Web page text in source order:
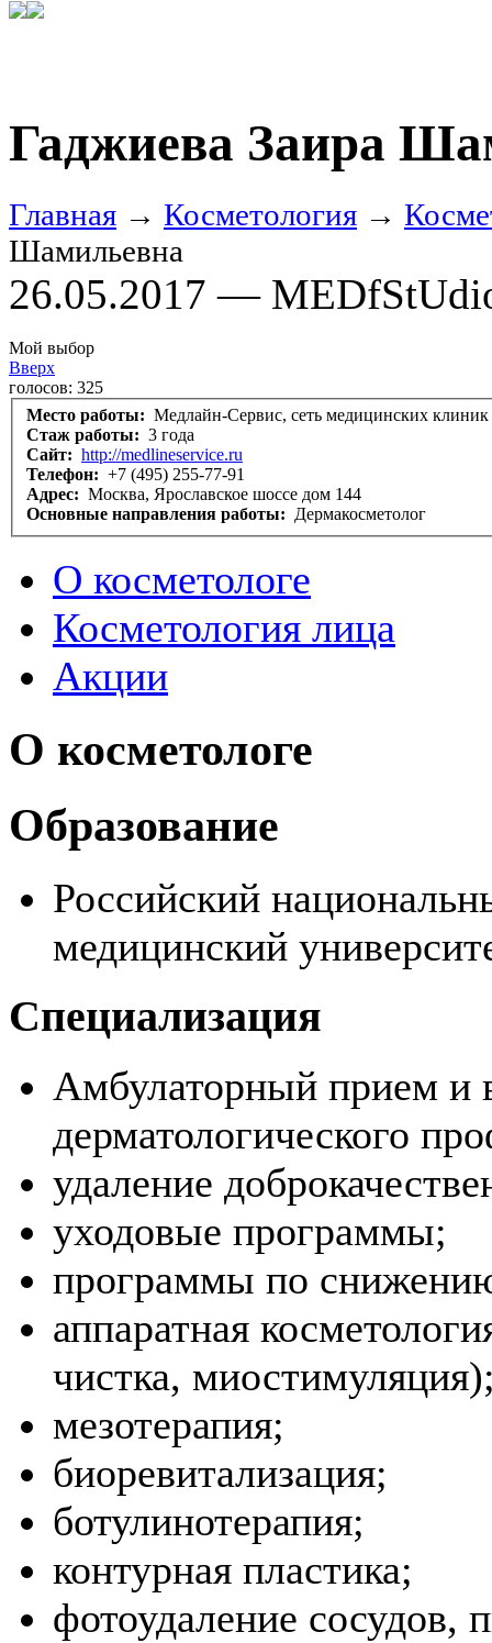
Гаджиева Заира
Главная → Косметология →
Шамильевна
26.05.2017 —
Мой выбор
Вверх
голосов: 325
Место работы: Медлайн-Сервис, сеть медицинских клиник
Стаж работы: 3 года
Сайт: http://medlineservice.ru
Телефон: +7 (495) 255-77-91
Адрес: Москва, Ярославское шоссе дом 144
Основные направления работы: Дермакосметолог
О косметологе
Косметология лица
Акции
О косметологе
Образование
Российский
медицинский
Специализация
Амбулаторный прием и
дерматологического
удаление
уходовые программы;
программы по
аппаратная
чистка,
мезотерапия;
биоревитализация;
ботулинотерапия;
контурная пластика;
фотоудаление сосудов,